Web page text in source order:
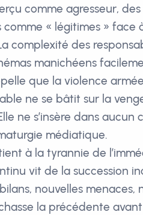
comme agresseur,
comme « légitimes » face
complexité des
manichéens
que la violence
ne se bâtit sur la
ne s’insère dans
médiatique.
à la tyrannie de
vit de la succession
nouvelles menaces,
la précédente